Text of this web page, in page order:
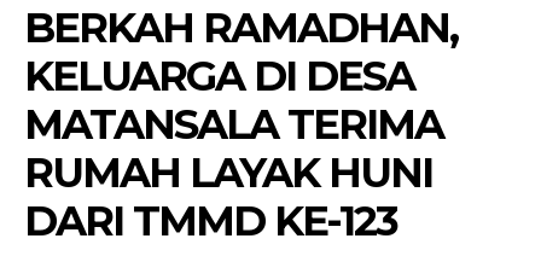
BERKAH RAMADHAN,
KELUARGA DI DESA
MATANSALA TERIMA
RUMAH LAYAK HUNI
DARI TMMD KE-123